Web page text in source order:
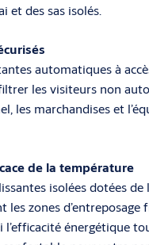
et des sas isolés.
automatiques à
les visiteurs non
les marchandises et
de la température
isolées dotées de
les zones d’entreposage
énergétique